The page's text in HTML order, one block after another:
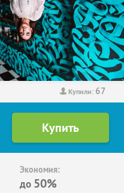
Купили: 67
Экономия:
до 50%